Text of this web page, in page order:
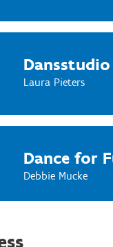
Laura Pieters
Dance for
Debbie Mucke